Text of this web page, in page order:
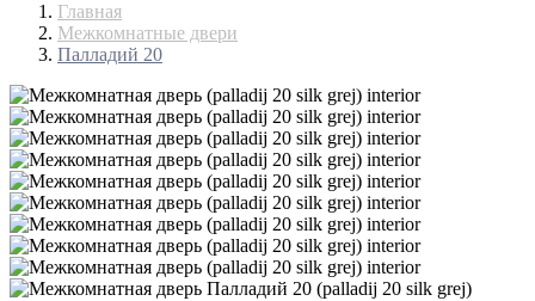
Главная
Межкомнатные двери
Палладий 20